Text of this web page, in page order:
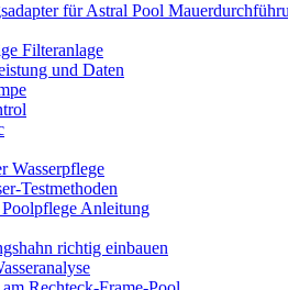
für Astral Pool
Filter­anlage
und Daten
Wasserpflege
Testmethoden
Anleitung
richtig einbauen